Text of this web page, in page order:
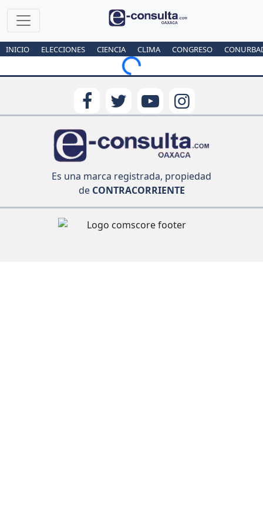
INICIO ELECCIONES CIENCIA CLIMA CONGRESO
Loading...
Es una marca registrada, propiedad
deCONTRACORRIENTE